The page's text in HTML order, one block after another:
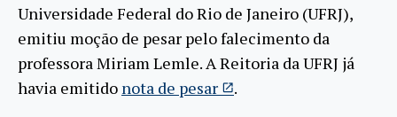
Universidade Federal do Rio de Janeiro (UFRJ),
emitiu moção de pesar pelo falecimento da
professora Miriam Lemle. A Reitoria da UFRJ já
havia emitido nota de pesar .